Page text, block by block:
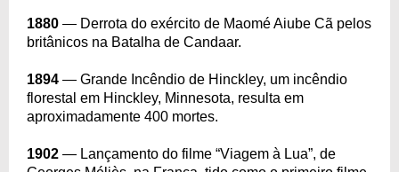
1880 — Derrota do exército de Maomé Aiube Cã pelos
britânicos na Batalha de Candaar.
1894 — Grande Incêndio de Hinckley, um incêndio
florestal em Hinckley, Minnesota, resulta em
aproximadamente 400 mortes.
1902 — Lançamento do filme “Viagem à Lua”, de